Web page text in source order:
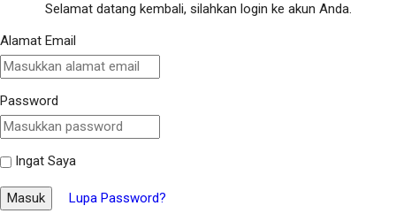
Selamat datang kembali, silahkan login ke akun Anda.
Alamat Email
Password
Ingat Saya
Masuk Lupa Password?